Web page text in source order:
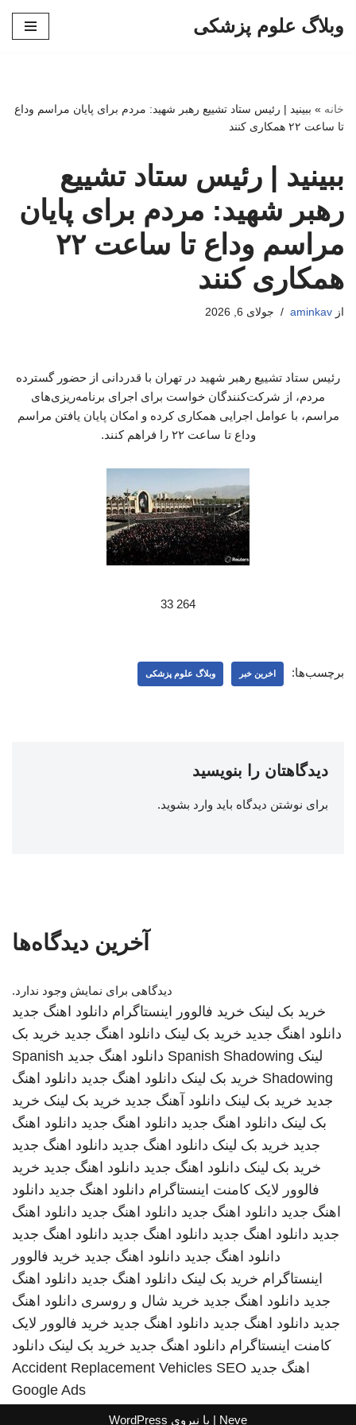
وبلاگ علوم پزشکی
خانه » ببینید | رئیس ستاد تشییع رهبر شهید: مردم برای پایان مراسم وداع
تا ساعت ۲۲ همکاری کنند
ببینید | رئیس ستاد تشییع
رهبر شهید: مردم برای پایان
مراسم وداع تا ساعت ۲۲
همکاری کنند
از aminkav جولای 6, 2026
رئیس ستاد تشییع رهبر شهید در تهران با قدردانی از حضور گسترده
مردم، از شرکت‌کنندگان خواست برای اجرای برنامه‌ریزی‌های
مراسم، با عوامل اجرایی همکاری کرده و امکان پایان یافتن مراسم
وداع تا ساعت ۲۲ را فراهم کنند.
264 33
برچسب‌ها: اخرین خبر وبلاگ علوم پزشکی
دیدگاهتان را بنویسید
برای نوشتن دیدگاه باید وارد بشوید.
آخرین دیدگاه‌ها
دیدگاهی برای نمایش وجود ندارد.
خرید بک لینک خرید فالوور اینستاگرام دانلود اهنگ جدید
دانلود اهنگ جدید خرید بک لینک دانلود اهنگ جدید خرید بک
لینک Spanish Shadowing دانلود اهنگ جدید Spanish
Shadowing خرید بک لینک دانلود اهنگ جدید دانلود اهنگ
جدید خرید بک لینک دانلود آهنگ جدید خرید بک لینک خرید
بک لینک دانلود اهنگ جدید دانلود اهنگ جدید دانلود اهنگ
جدید خرید بک لینک دانلود اهنگ جدید دانلود اهنگ جدید
خرید بک لینک دانلود اهنگ جدید دانلود اهنگ جدید خرید
فالوور لایک کامنت اینستاگرام دانلود اهنگ جدید دانلود
اهنگ جدید دانلود اهنگ جدید دانلود اهنگ جدید دانلود اهنگ
جدید دانلود اهنگ جدید دانلود اهنگ جدید دانلود اهنگ جدید
دانلود اهنگ جدید دانلود اهنگ جدید خرید فالوور
اینستاگرام خرید بک لینک دانلود اهنگ جدید دانلود اهنگ
جدید دانلود اهنگ جدید خرید شال و روسری دانلود اهنگ
جدید دانلود اهنگ جدید دانلود اهنگ جدید خرید فالوور لایک
کامنت اینستاگرام دانلود اهنگ جدید خرید بک لینک دانلود
اهنگ جدید
Accident Replacement Vehicles SEO
Google Ads
Neve | با نیروی WordPress